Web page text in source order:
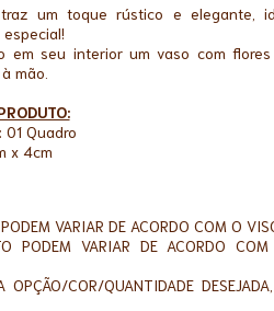
um toque rústico e elegante,
em seu interior um vaso com
mão.
Quadro
x 4cm
VARIAR DE ACORDO COM O
PODEM VARIAR DE ACORDO
COR/QUANTIDADE